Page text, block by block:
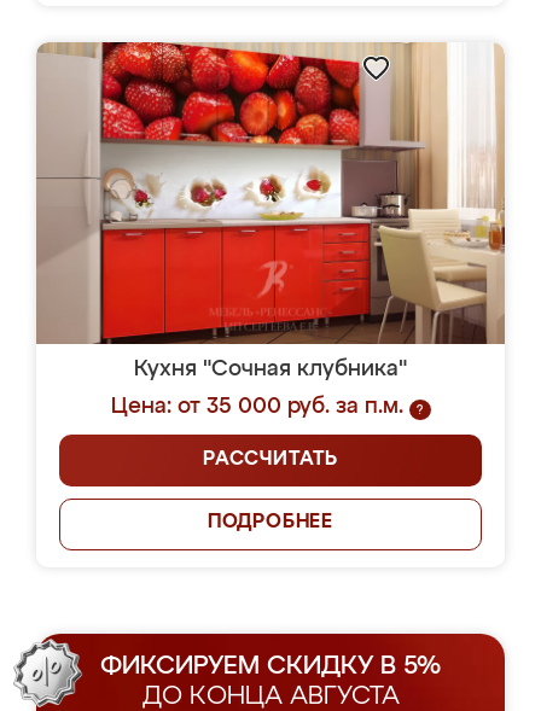
Кухня "Сочная клубника"
Цена: от 35 000 руб. за п.м.
?
РАССЧИТАТЬ
ПОДРОБНЕЕ
ФИКСИРУЕМ СКИДКУ В 5%
ДО КОНЦА АВГУСТА